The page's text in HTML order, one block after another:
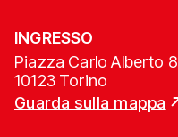
INGRESSO
Piazza Carlo Alberto 8
10123 Torino
Guarda sulla mappa